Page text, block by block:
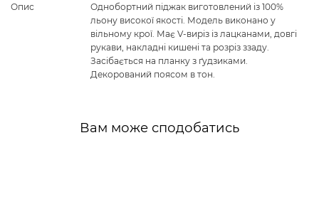
Опис
Однобортний піджак виготовлений із 100%
льону високої якості. Модель виконано у
вільному крої. Має V-виріз із лацканами, довгі
рукави, накладні кишені та розріз ззаду.
Засібається на планку з ґудзиками.
Декорований поясом в тон.
Вам може сподобатись